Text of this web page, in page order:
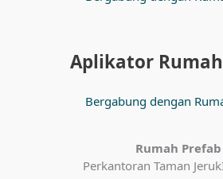
Aplikator
Bergabung dengan
Rumah Prefab
Perkantoran Taman